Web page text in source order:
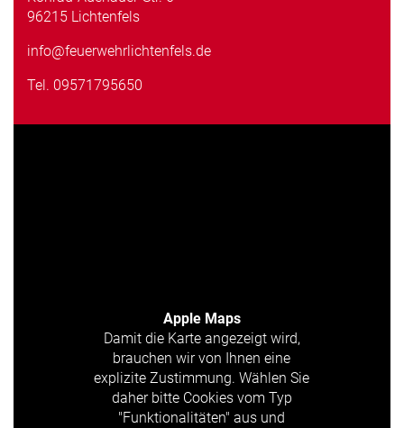
96215 Lichtenfels
info@feuerwehrlichtenfels.de
Tel. 09571795650
Apple Maps
Damit die Karte angezeigt wird,
brauchen wir von Ihnen eine
explizite Zustimmung. Wählen Sie
daher bitte Cookies vom Typ
"Funktionalitäten" aus und